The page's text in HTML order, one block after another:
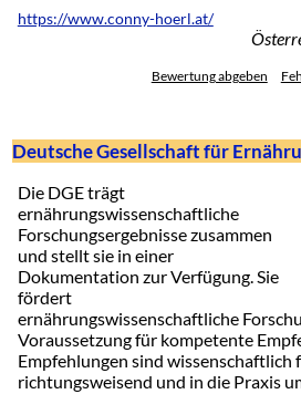
https://www.conny-hoerl.at/
Bewertung abgeben
Deutsche Gesellschaft für
Die DGE trägt
ernährungswissenschaftliche
Forschungsergebnisse zusammen
und stellt sie in einer
Dokumentation zur Verfügung. Sie
fördert
ernährungswissenschaftliche
Voraussetzung für kompetente
Empfehlungen sind wissenschaftlich
richtungsweisend und in die Praxis